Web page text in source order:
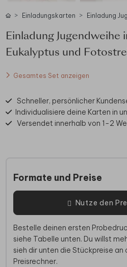
Einladungskarten Einladung
Einladung
Eukalyptus und
Gesamtes Set anzeigen
Schneller, persönlicher
Individualisiere deine Karten in
Versendet innerhalb von 1-2
Formate und Preise
Nutze den
Bestelle deinen ersten
siehe Tabelle unten. Du willst
sieh dir unten die Stückpreise an
Preisrechner.